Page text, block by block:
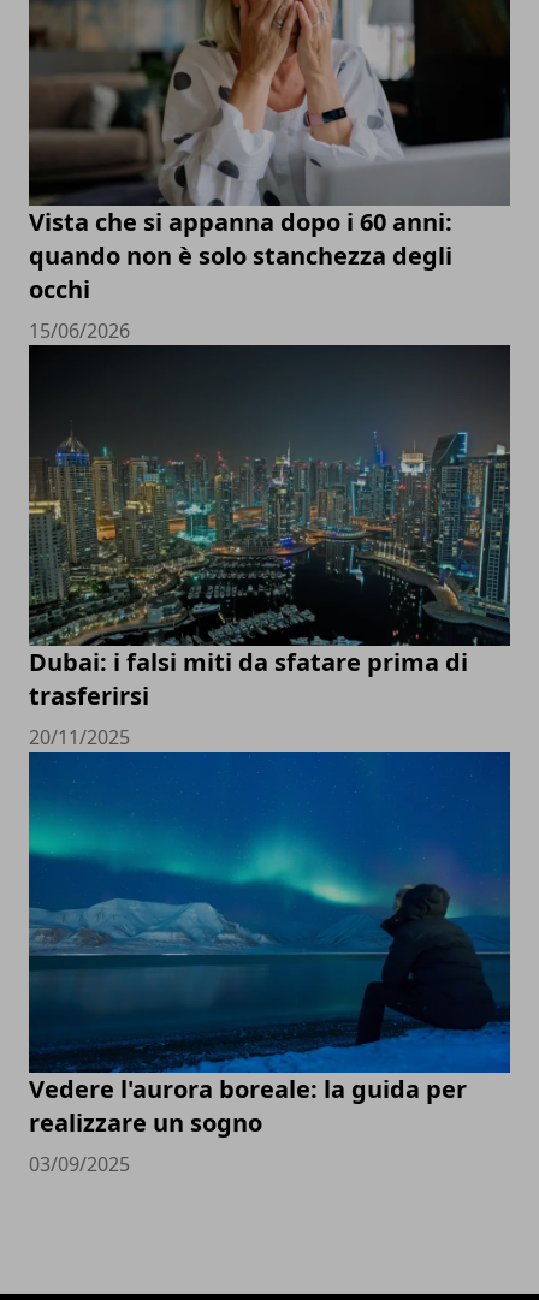
Vista che si appanna dopo i 60 anni:
quando non è solo stanchezza degli
occhi
15/06/2026
Dubai: i falsi miti da sfatare prima di
trasferirsi
20/11/2025
Vedere l'aurora boreale: la guida per
realizzare un sogno
03/09/2025